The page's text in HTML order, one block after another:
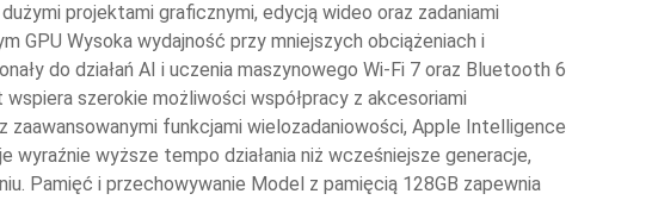
projektami graficznymi, edycją wideo oraz zadaniami
GPU Wysoka wydajność przy mniejszych obciążeniach i
do działań AI i uczenia maszynowego Wi-Fi 7 oraz Bluetooth 6
szerokie możliwości współpracy z akcesoriami
funkcjami wielozadaniowości, Apple Intelligence
wyższe tempo działania niż wcześniejsze generacje,
Pamięć i przechowywanie Model z pamięcią 128GB zapewnia